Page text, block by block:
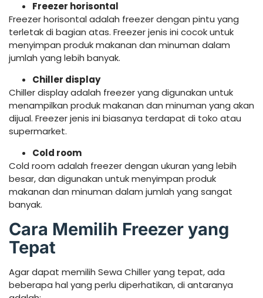
Freezer horisontal
Freezer horisontal adalah freezer dengan pintu yang
terletak di bagian atas. Freezer jenis ini cocok untuk
menyimpan produk makanan dan minuman dalam
jumlah yang lebih banyak.
Chiller display
Chiller display adalah freezer yang digunakan untuk
menampilkan produk makanan dan minuman yang akan
dijual. Freezer jenis ini biasanya terdapat di toko atau
supermarket.
Cold room
Cold room adalah freezer dengan ukuran yang lebih
besar, dan digunakan untuk menyimpan produk
makanan dan minuman dalam jumlah yang sangat
banyak.
Cara Memilih Freezer yang
Tepat
Agar dapat memilih Sewa Chiller yang tepat, ada
beberapa hal yang perlu diperhatikan, di antaranya